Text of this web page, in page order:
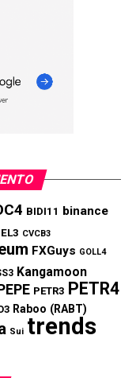
BIDI11 binance
CVCB3
FXGuys GOLL4
Kangamoon
PETR3 PETR4
Raboo (RABT)
Sui trends